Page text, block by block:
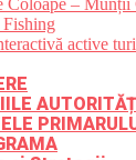
Coloape – Munții
active